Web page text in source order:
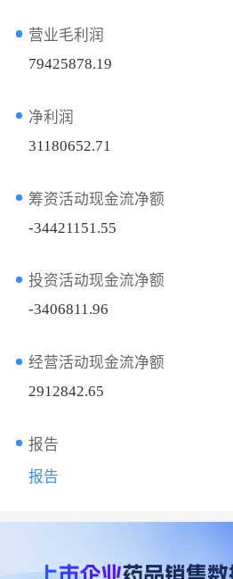
营业毛利润
79425878.19
净利润
31180652.71
筹资活动现金流净额
-34421151.55
投资活动现金流净额
-3406811.96
经营活动现金流净额
2912842.65
报告
报告